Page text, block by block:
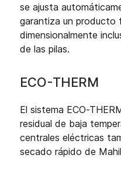
se ajusta
garantiza un producto
dimensionalmente
de las pilas.
ECO-THERM
El sistema ECO-
residual de baja
centrales eléctricas
secado rápido de